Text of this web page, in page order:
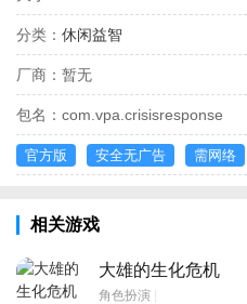
分类： 休闲益智
厂商： 暂无
包名： com.vpa.crisisresponse
官方版 安全无广告 需网络
相关游戏
大雄的生化危机
角色扮演 |